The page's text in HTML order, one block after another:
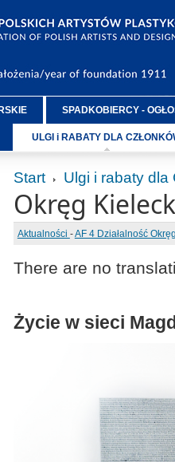
SPADKOBIERCY -
ULGI i RABATY DLA
Start Ulgi i rabaty dla
Okręg
Aktualności -AF 4 Działalność
There are no
Życie w sieci